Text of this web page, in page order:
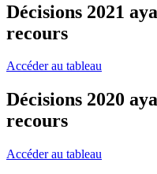
Décisions 2021
recours
Accéder au tableau
Décisions 2020
recours
Accéder au tableau